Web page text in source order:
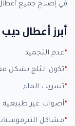
في إصلاح جميع أعطال
أبرز أعطال
عدم التجميد
تكون الثلج بشكل
تسريب الماء
أصوات غير طبيعية
مشاكل